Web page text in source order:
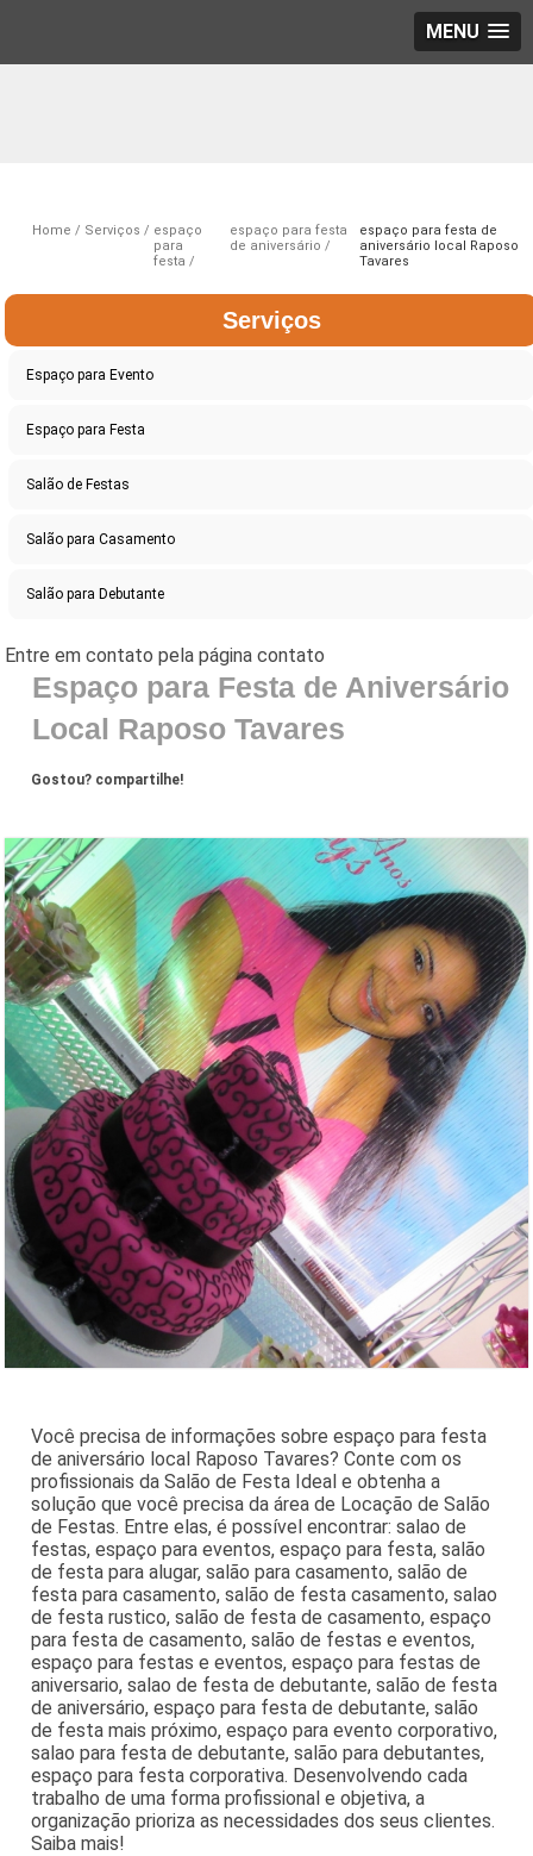
MENU
Home Serviços
espaço
para
festa
espaço para festa
de aniversário
espaço para festa de
aniversário local Raposo
Tavares
Serviços
Espaço para Evento
Espaço para Festa
Salão de Festas
Salão para Casamento
Salão para Debutante
Espaço para Festa de Aniversário
Local Raposo Tavares
Gostou? compartilhe!
Você precisa de informações sobre espaço para festa
de aniversário local Raposo Tavares? Conte com os
profissionais da Salão de Festa Ideal e obtenha a
solução que você precisa da área de Locação de Salão
de Festas. Entre elas, é possível encontrar: salao de
festas, espaço para eventos, espaço para festa, salão
de festa para alugar, salão para casamento, salão de
festa para casamento, salão de festa casamento, salao
de festa rustico, salão de festa de casamento, espaço
para festa de casamento, salão de festas e eventos,
espaço para festas e eventos, espaço para festas de
aniversario, salao de festa de debutante, salão de festa
de aniversário, espaço para festa de debutante, salão
de festa mais próximo, espaço para evento corporativo,
salao para festa de debutante, salão para debutantes,
espaço para festa corporativa. Desenvolvendo cada
trabalho de uma forma profissional e objetiva, a
organização prioriza as necessidades dos seus clientes.
Saiba mais!